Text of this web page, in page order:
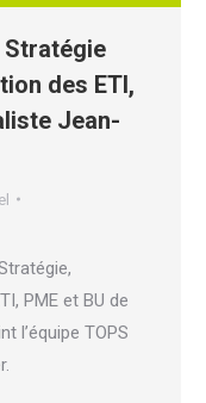
Stratégie
des ETI,
Jean-
PME et BU de
l’équipe TOPS